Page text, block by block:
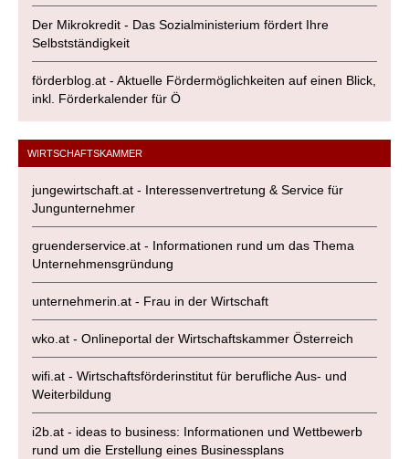
Der Mikrokredit - Das Sozialministerium fördert Ihre
Selbstständigkeit
förderblog.at - Aktuelle Fördermöglichkeiten auf einen Blick,
inkl. Förderkalender für Ö
WIRTSCHAFTSKAMMER
jungewirtschaft.at - Interessenvertretung & Service für
Jungunternehmer
gruenderservice.at - Informationen rund um das Thema
Unternehmensgründung
unternehmerin.at - Frau in der Wirtschaft
wko.at - Onlineportal der Wirtschaftskammer Österreich
wifi.at - Wirtschaftsförderinstitut für berufliche Aus- und
Weiterbildung
i2b.at - ideas to business: Informationen und Wettbewerb
rund um die Erstellung eines Businessplans